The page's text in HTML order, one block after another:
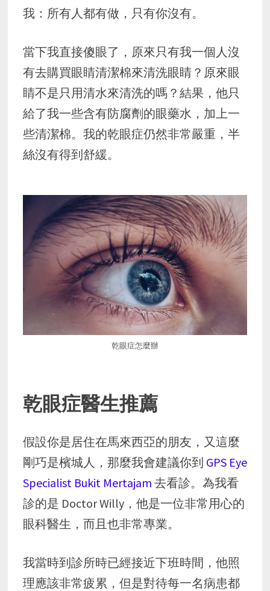
我：所有人都有做，只有你沒有。
當下我直接傻眼了，原來只有我一個人沒
有去購買眼睛清潔棉來清洗眼睛？原來眼
睛不是只用清水來清洗的嗎？結果，他只
給了我一些含有防腐劑的眼藥水，加上一
些清潔棉。我的乾眼症仍然非常嚴重，半
絲沒有得到舒緩。
乾眼症怎麼辦
乾眼症醫生推薦
假設你是居住在馬來西亞的朋友，又這麼
剛巧是檳城人，那麼我會建議你到 GPS Eye
Specialist Bukit Mertajam 去看診。為我看
診的是 Doctor Willy，他是一位非常用心的
眼科醫生，而且也非常專業。
我當時到診所時已經接近下班時間，他照
理應該非常疲累，但是對待每一名病患都